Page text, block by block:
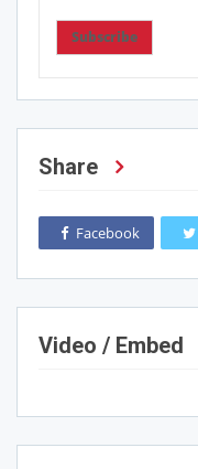
Subscribe
Share
Facebook
Video / Embed